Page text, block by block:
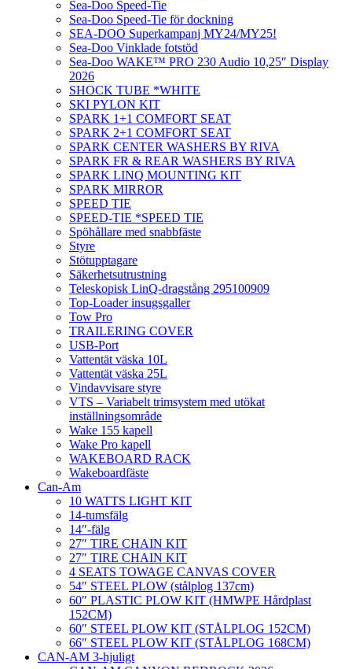
Sea-Doo Speed-Tie
Sea-Doo Speed-Tie för dockning
SEA-DOO Superkampanj MY24/MY25!
Sea-Doo Vinklade fotstöd
Sea-Doo WAKE™ PRO 230 Audio 10,25″ Display
2026
SHOCK TUBE *WHITE
SKI PYLON KIT
SPARK 1+1 COMFORT SEAT
SPARK 2+1 COMFORT SEAT
SPARK CENTER WASHERS BY RIVA
SPARK FR & REAR WASHERS BY RIVA
SPARK LINQ MOUNTING KIT
SPARK MIRROR
SPEED TIE
SPEED-TIE *SPEED TIE
Spöhållare med snabbfäste
Styre
Stötupptagare
Säkerhetsutrustning
Teleskopisk LinQ-dragstång 295100909
Top-Loader insugsgaller
Tow Pro
TRAILERING COVER
USB-Port
Vattentät väska 10L
Vattentät väska 25L
Vindavvisare styre
VTS – Variabelt trimsystem med utökat
inställningsområde
Wake 155 kapell
Wake Pro kapell
WAKEBOARD RACK
Wakeboardfäste
Can-Am
10 WATTS LIGHT KIT
14-tumsfälg
14″-fälg
27″ TIRE CHAIN KIT
27″ TIRE CHAIN KIT
4 SEATS TOWAGE CANVAS COVER
54″ STEEL PLOW (stålplog 137cm)
60″ PLASTIC PLOW KIT (HMWPE Hårdplast
152CM)
60″ STEEL PLOW KIT (STÅLPLOG 152CM)
66″ STEEL PLOW KIT (STÅLPLOG 168CM)
CAN-AM 3-hjuligt